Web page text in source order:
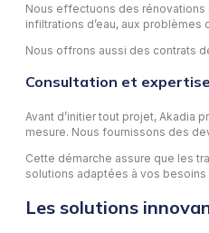
Nous effectuons des
infiltrations d’eau, aux
Nous offrons aussi des contrats
Consultation et expertise
Avant d’initier tout projet,
mesure. Nous fournissons des
Cette démarche assure que les
solutions adaptées à vos
Les solutions